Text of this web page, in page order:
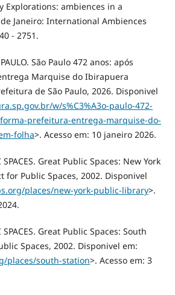
Explorations: ambiences in a
Janeiro: International Ambiences
- 2751.
PAULO. São Paulo 472 anos: após
Marquise do Ibirapuera
de São Paulo, 2026. Disponivel
w/s%C3%A3o-paulo-472-
prefeitura-entrega-marquise-do-
folha>. Acesso em: 10 janeiro 2026.
SPACES. Great Public Spaces: New York
for Public Spaces, 2002. Disponivel
places/new-york-public-library>.
SPACES. Great Public Spaces: South
Spaces, 2002. Disponivel em:
places/south-station>. Acesso em: 3